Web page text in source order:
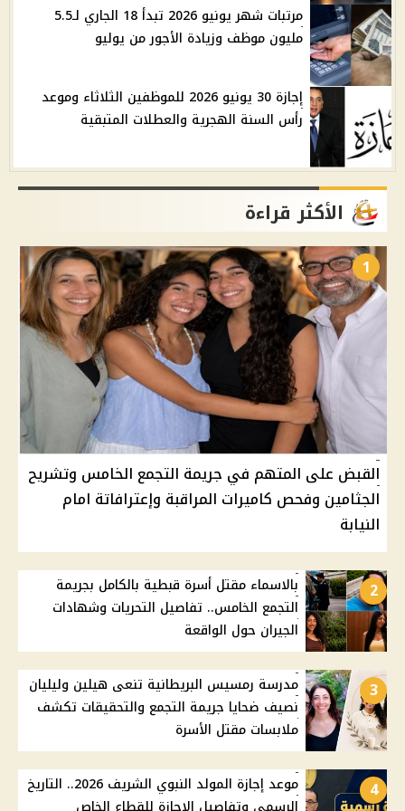
مرتبات شهر يونيو 2026 تبدأ 18 الجاري لـ5.5
مليون موظف وزيادة الأجور من يوليو
إجازة 30 يونيو 2026 للموظفين الثلاثاء وموعد
رأس السنة الهجرية والعطلات المتبقية
الأكثر قراءة
1
القبض على المتهم في جريمة التجمع الخامس وتشريح
الجثامين وفحص كاميرات المراقبة وإعترافاتة امام
النيابة
2
بالاسماء مقتل أسرة قبطية بالكامل بجريمة
التجمع الخامس.. تفاصيل التحريات وشهادات
الجيران حول الواقعة
3
مدرسة رمسيس البريطانية تنعى هيلين وليليان
نصيف ضحايا جريمة التجمع والتحقيقات تكشف
ملابسات مقتل الأسرة
4
موعد إجازة المولد النبوي الشريف 2026.. التاريخ